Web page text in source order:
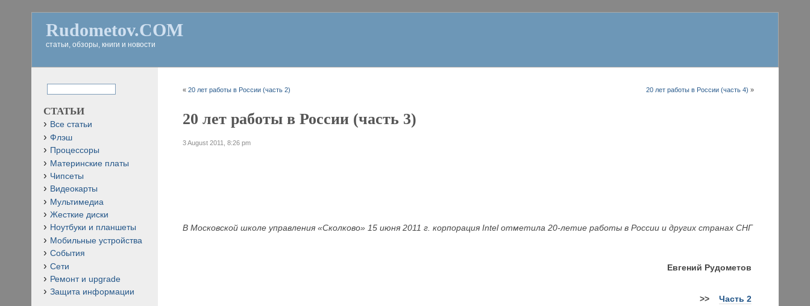
Rudometov.COM
статьи, обзоры, книги и новости
«20 лет работы в России (часть 2) 20 лет работы в России (часть 4) »
20 лет работы в России (часть 3)
3 August 2011, 8:26 pm
В Московской школе управления «Сколково» 15 июня 2011 г. корпорация Intel отметила 20-летие работы в России и других странах СНГ
Евгений Рудометов
>> Часть 2
СТАТЬИ
Все статьи
Флэш
Процессоры
Материнские платы
Чипсеты
Видеокарты
Мультимедиа
Жесткие диски
Ноутбуки и планшеты
Мобильные устройства
События
Сети
Ремонт и upgrade
Защита информации